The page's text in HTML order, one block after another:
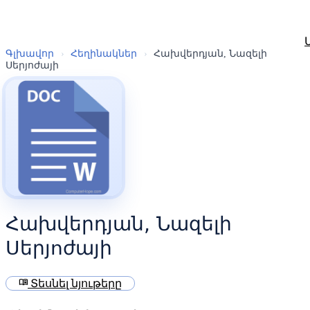
Գլխավոր › Հեղինակներ ›
Հախվերդյան, Նազելի
Սերյոժայի
Հախվերդյան, Նազելի
Սերյոժայի
menu_book Տեսնել նյութերը